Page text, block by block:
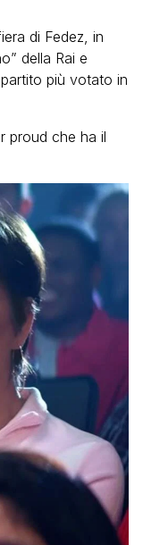
di Fedez, in
della Rai e
più votato in
proud che ha il